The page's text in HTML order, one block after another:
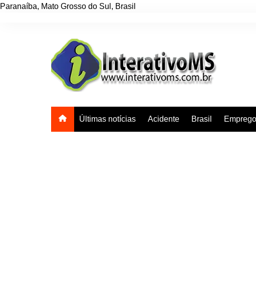
Paranaíba, Mato Grosso do Sul , Brasil
Últimas notícias Acidente Brasil Emprego